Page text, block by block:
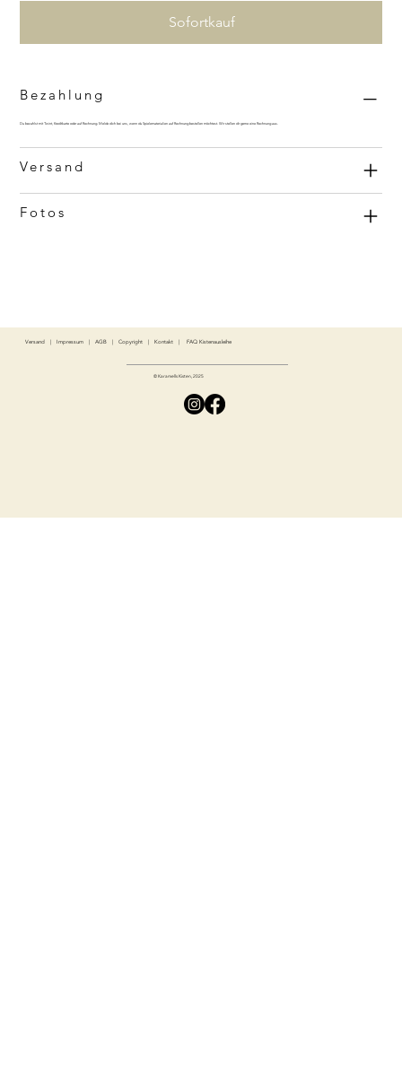
Sofortkauf
Bezahlung
Du bezahlst mit Twint, Kreditkarte oder auf Rechnung.Melde dich bei uns, wenn du Spielematerialien auf Rechnung bestellen möchtest. Wir stellen dir gerne eine Rechnung aus.
Versand
Fotos
Versand| Impressum| AGB| Copyright| Kontakt| FAQ Kistenausleihe
© Karamells Kisten, 2025